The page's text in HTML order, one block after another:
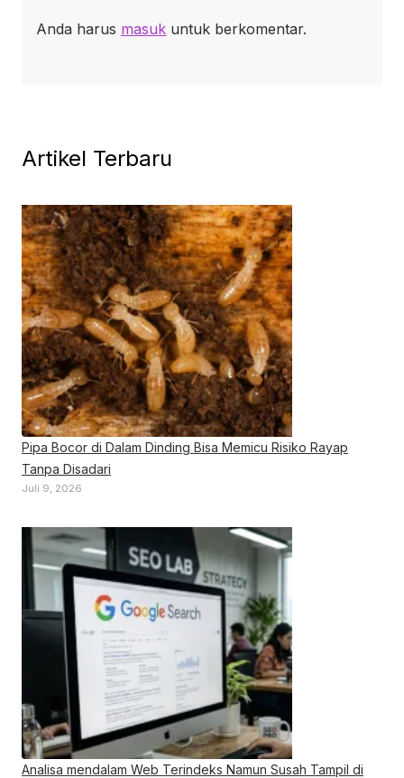
Anda harus masuk untuk berkomentar.
Artikel Terbaru
Pipa Bocor di Dalam Dinding Bisa Memicu Risiko Rayap
Tanpa Disadari
Juli 9, 2026
Analisa mendalam Web Terindeks Namun Susah Tampil di